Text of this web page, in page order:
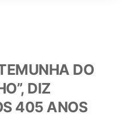
DO
DIZ
405 ANOS